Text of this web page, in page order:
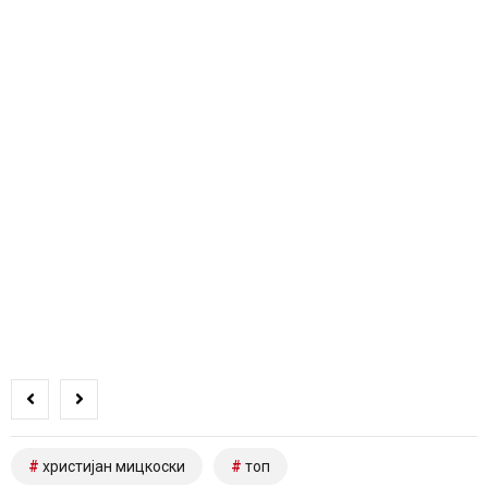
христијан мицкоски топ